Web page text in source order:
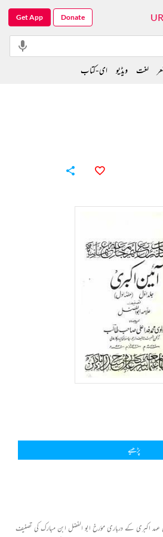
پڑھیے
عہد اکبری کے درباری مؤرخ ابو الفضل ابن مبارک کی تصنیف
Get App Donate
لغت ویڈیو ای-کتاب